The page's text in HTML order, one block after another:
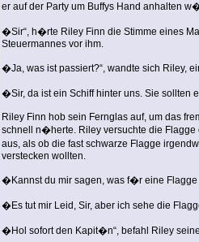
er auf der Party um Buffys Hand anhalten
�Sir“, h�rte Riley Finn die Stimme eines
Steuermannes vor ihm.
�Ja, was ist passiert?“, wandte sich Riley,
�Sir, da ist ein Schiff hinter uns. Sie sollten
Riley Finn hob sein Fernglas auf, um das
schnell n�herte. Riley versuchte die Flagge
aus, als ob die fast schwarze Flagge
verstecken wollten.
�Kannst du mir sagen, was f�r eine Flagge
�Es tut mir Leid, Sir, aber ich sehe die
�Hol sofort den Kapit�n“, befahl Riley